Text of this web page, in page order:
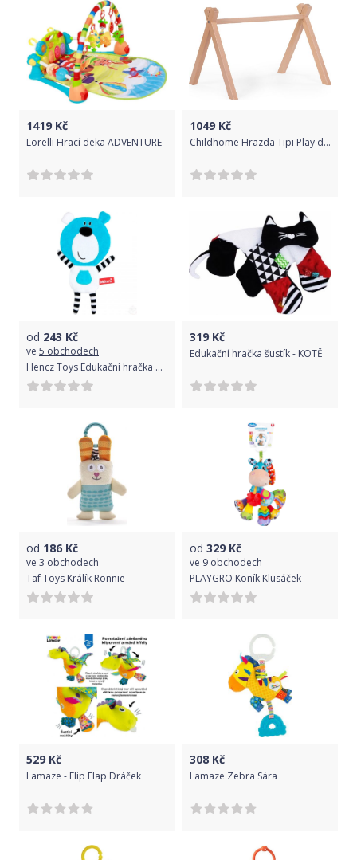
1419 Kč
Lorelli Hrací deka ADVENTURE
1049 Kč
Childhome Hrazda Tipi Play dřevěná Natural
od 243 Kč
ve 5 obchodech
Hencz Toys Edukační hračka Méďa šustík - tyrkysový
319 Kč
Edukační hračka šustík - KOTĚ
od 186 Kč
ve 3 obchodech
Taf Toys Králík Ronnie
od 329 Kč
ve 9 obchodech
PLAYGRO Koník Klusáček
529 Kč
Lamaze - Flip Flap Dráček
308 Kč
Lamaze Zebra Sára